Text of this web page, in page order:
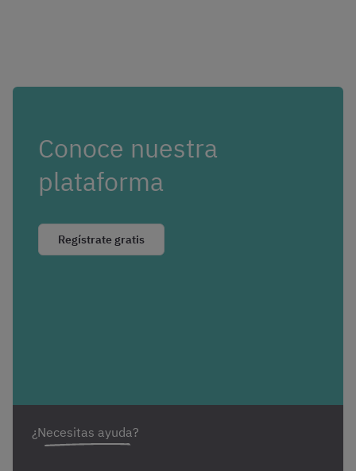
Conoce nuestra
plataforma
Regístrate gratis
¿Necesitas ayuda?